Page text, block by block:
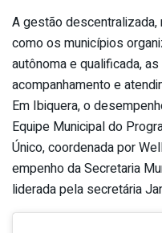
A gestão
como os municípios
autônoma e qualificada,
acompanhamento e
Em Ibiquera, o
Equipe Municipal do
Único, coordenada por
empenho da Secretaria
liderada pela secretária